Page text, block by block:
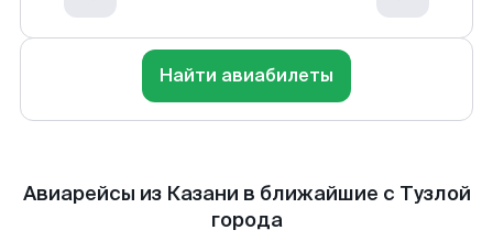
Найти авиабилеты
Авиарейсы из Казани в ближайшие с Тузлой
города